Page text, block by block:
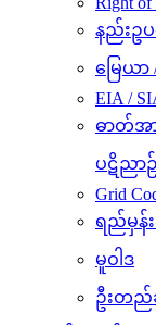
နည်းဥ
မြေယာ
EIA /
ဓာတ်အာ
ပဋိညာ
Grid
ရည်မှန်
မူဝါဒ
ဦးတည်